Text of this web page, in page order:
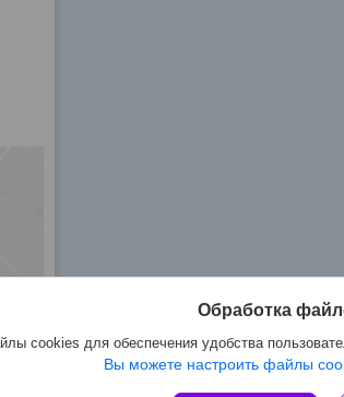
Обработка
cookies для обеспечения удобства
Вы можете настроить файлы